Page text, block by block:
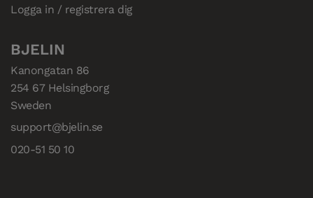
Logga in / registrera dig
BJELIN
Kanongatan 86
254 67 Helsingborg
Sweden
support@bjelin.se
020-51 50 10